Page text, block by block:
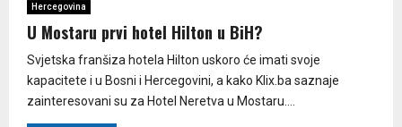
Hercegovina
U Mostaru prvi hotel Hilton u BiH?
Svjetska franšiza hotela Hilton uskoro će imati svoje
kapacitete i u Bosni i Hercegovini, a kako Klix.ba saznaje
zainteresovani su za Hotel Neretva u Mostaru....